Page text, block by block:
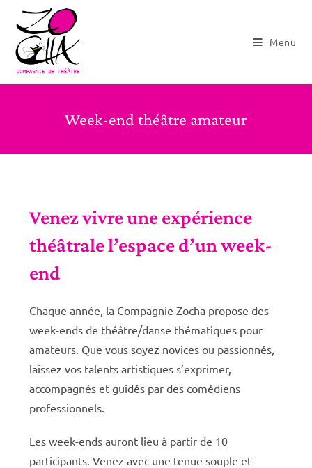
Menu
Week-end théâtre amateur
Venez vivre une expérience
théâtrale l’espace d’un week-
end
Chaque année, la Compagnie Zocha propose des
week-ends de théâtre/danse thématiques pour
amateurs. Que vous soyez novices ou passionnés,
laissez vos talents artistiques s’exprimer,
accompagnés et guidés par des comédiens
professionnels.
Les week-ends auront lieu à partir de 10
participants. Venez avec une tenue souple et